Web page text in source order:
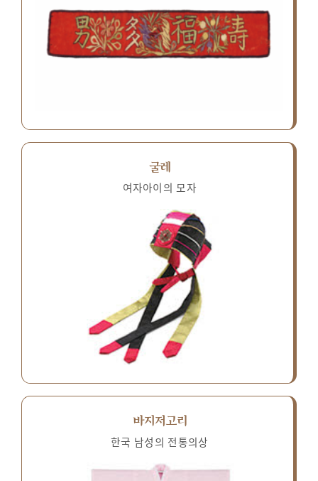
굴레
여자아이의 모자
바지저고리
한국 남성의 전통의상